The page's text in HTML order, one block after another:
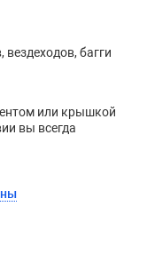
багги
или крышкой
вы всегда